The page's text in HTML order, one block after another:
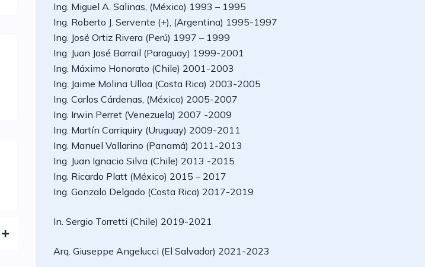
Ing. Miguel A. Salinas, (México) 1993 – 1995
Ing. Roberto J. Servente (+), (Argentina) 1995-1997
Ing. José Ortiz Rivera (Perú) 1997 – 1999
Ing. Juan José Barrail (Paraguay) 1999-2001
Ing. Máximo Honorato (Chile) 2001-2003
Ing. Jaime Molina Ulloa (Costa Rica) 2003-2005
Ing. Carlos Cárdenas, (México) 2005-2007
Ing. Irwin Perret (Venezuela) 2007 -2009
Ing. Martín Carriquiry (Uruguay) 2009-2011
Ing. Manuel Vallarino (Panamá) 2011-2013
Ing. Juan Ignacio Silva (Chile) 2013 -2015
Ing. Ricardo Platt (México) 2015 – 2017
Ing. Gonzalo Delgado (Costa Rica) 2017-2019
In. Sergio Torretti (Chile) 2019-2021
Arq. Giuseppe Angelucci (El Salvador) 2021-2023